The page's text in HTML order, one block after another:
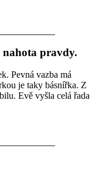
nahota pravdy.
Pevná vazba má
je taky básnířka. Z
Evě vyšla celá řada